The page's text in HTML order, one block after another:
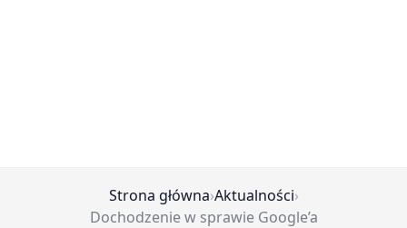
Strona główna›Aktualności›
Dochodzenie w sprawie Google’a